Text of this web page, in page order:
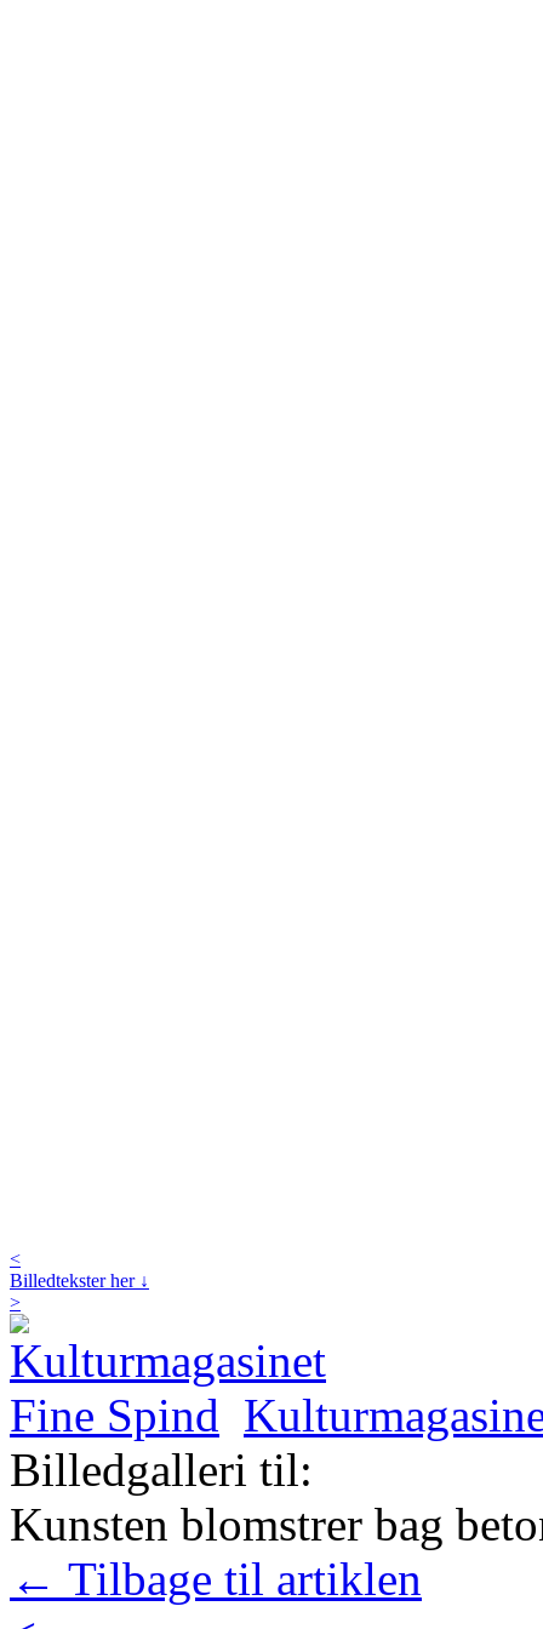
<
Billedtekster her ↓
>
Billedgalleri til:
Kunsten blomstrer bag
← Tilbage til artiklen